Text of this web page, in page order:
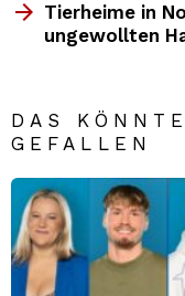
Tierheime in
ungewollten
DAS
GEFALLEN